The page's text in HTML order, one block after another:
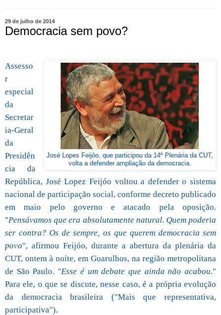
29 de julho de 2014
Democracia sem povo?
José Lopes Feijóo, que participou da 14ª Plenária da CUT,
volta a defender ampliação da democracia.
Assesso
r
especial
da
Secretar
ia-Geral
da
Presidên
cia da
República, José Lopez Feijóo voltou a defender o sistema
nacional de participação social, conforme decreto publicado
em maio pelo governo e atacado pela oposição.
"Pensávamos que era absolutamente natural. Quem poderia
ser contra? Os de sempre, os que querem democracia sem
povo", afirmou Feijóo, durante a abertura da plenária da
CUT, ontem à noite, em Guarulhos, na região metropolitana
de São Paulo. "Esse é um debate que ainda não acabou."
Para ele, o que se discute, nesse caso, é a própria evolução
da democracia brasileira ("Mais que representativa,
participativa").